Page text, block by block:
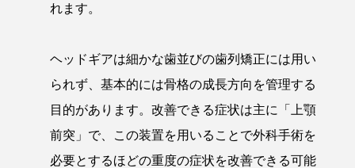
れます。
ヘッドギアは細かな歯並びの歯列矯正には用い
られず、基本的には骨格の成長方向を管理する
目的があります。改善できる症状は主に「上顎
前突」で、この装置を用いることで外科手術を
必要とするほどの重度の症状を改善できる可能